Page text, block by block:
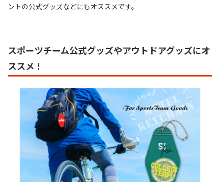
ントの公式グッズなどにもオススメです。
スポーツチーム公式グッズやアウトドアグッズにオ
ススメ！